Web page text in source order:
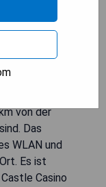
Cottonwood
von der
Das
WLAN und
Es ist
Casino